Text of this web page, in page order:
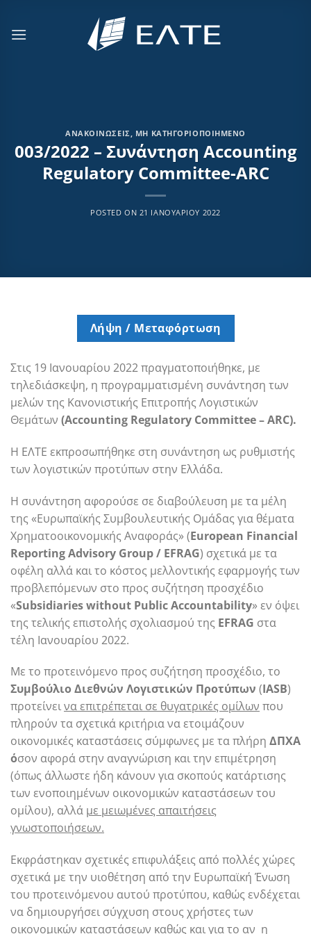
περιεχόμενο
ΑΝΑΚΟΙΝΏΣΕΙΣ ΜΗ ΚΑΤΗΓΟΡΙΟΠΟΙΗΜΈΝΟ
003/2022 – Συνάντηση Accounting
Regulatory Committee-ARC
POSTED ON 21 ΙΑΝΟΥΑΡΊΟΥ 2022
Λήψη / Μεταφόρτωση
Στις 19 Ιανουαρίου 2022 πραγματοποιήθηκε, με
τηλεδιάσκεψη, η προγραμματισμένη συνάντηση των
μελών της Κανονιστικής Επιτροπής Λογιστικών
Θεμάτων (Accounting Regulatory Committee–ARC).
H ΕΛΤΕ εκπροσωπήθηκε στη συνάντηση ως ρυθμιστής
των λογιστικών προτύπων στην Ελλάδα.
Η συνάντηση αφορούσε σε διαβούλευση με τα μέλη
της «Ευρωπαϊκής Συμβουλευτικής Ομάδας για θέματα
Χρηματοοικονομικής Αναφοράς» (European Financial
Reporting Advisory Group / EFRAG) σχετικά με τα
οφέλη αλλά και το κόστος μελλοντικής εφαρμογής των
προβλεπόμενων στο προς συζήτηση προσχέδιο
«Subsidiaries without Public Accountability» εν όψει
της τελικής επιστολής σχολιασμού της EFRAG στα
τέλη Ιανουαρίου 2022.
Με το προτεινόμενο προς συζήτηση προσχέδιο, το
Συμβούλιο Διεθνών Λογιστικών Προτύπων (IASB)
προτείνεινα επιτρέπεται σε θυγατρικές ομίλων που
πληρούν τα σχετικά κριτήρια να ετοιμάζουν
οικονομικές καταστάσεις σύμφωνες με τα πλήρη ΔΠΧΑ
όσον αφορά στην αναγνώριση και την επιμέτρηση
(όπως άλλωστε ήδη κάνουν για σκοπούς κατάρτισης
των ενοποιημένων οικονομικών καταστάσεων του
ομίλου), αλλά με μειωμένες απαιτήσεις
γνωστοποιήσεων.
Εκφράστηκαν σχετικές επιφυλάξεις από πολλές χώρες
σχετικά με την υιοθέτηση από την Ευρωπαϊκή Ένωση
του προτεινόμενου αυτού προτύπου, καθώς ενδέχεται
να δημιουργήσει σύγχυση στους χρήστες των
οικονομικών καταστάσεων καθώς και για το αν η